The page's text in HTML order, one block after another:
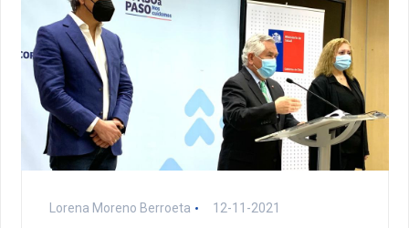
Lorena Moreno Berroeta 12-11-2021